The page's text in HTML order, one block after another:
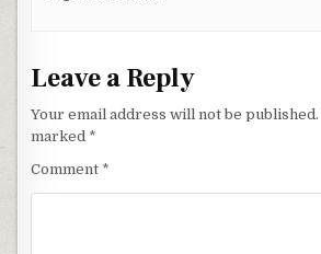
Leave a Reply
Your email address will not be published.
marked *
Comment *